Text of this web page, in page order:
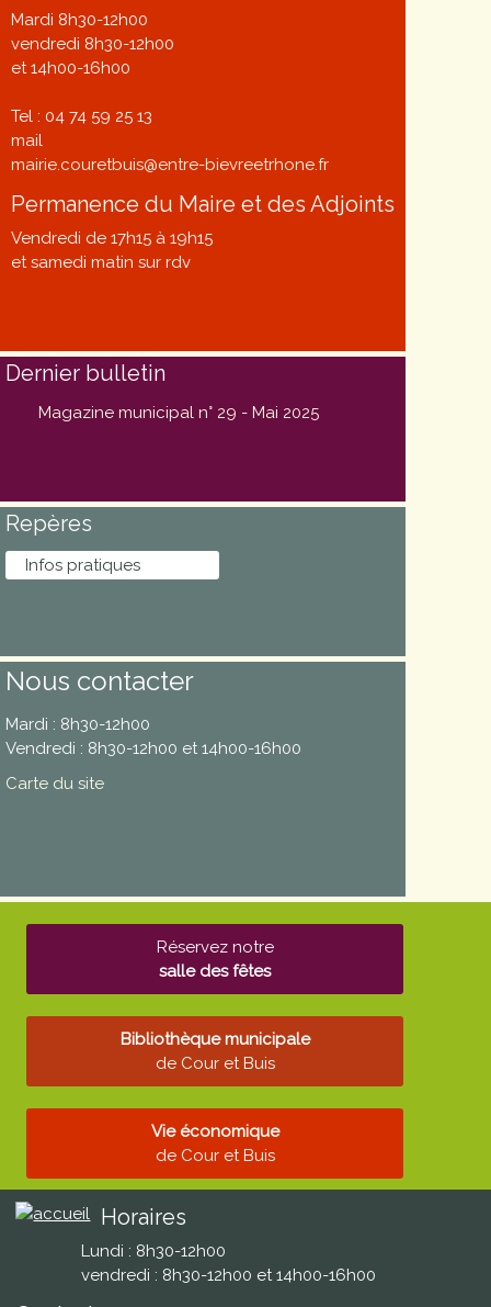
Mardi 8h30-12h00
vendredi 8h30-12h00
et 14h00-16h00
Tel : 04 74 59 25 13
mail
mairie.couretbuis@entre-bievreetrhone.fr
Permanence du Maire et des Adjoints
Vendredi de 17h15 à 19h15
et samedi matin sur rdv
Dernier bulletin
Magazine municipal n° 29 - Mai 2025
Repères
Infos pratiques
Nous contacter
Mardi : 8h30-12h00
Vendredi : 8h30-12h00 et 14h00-16h00
Carte du site
Réservez notre
salle des fêtes
Bibliothèque municipale
de Cour et Buis
Vie économique
de Cour et Buis
Horaires
Lundi : 8h30-12h00
vendredi : 8h30-12h00 et 14h00-16h00